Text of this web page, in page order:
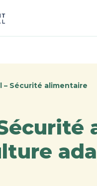
– Sécurité alimentaire